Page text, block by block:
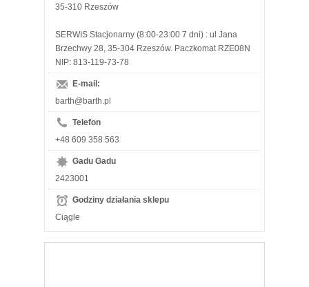
35-310 Rzeszów
SERWIS Stacjonarny (8:00-23:00 7 dni) : ul Jana
Brzechwy 28, 35-304 Rzeszów. Paczkomat RZE08N
NIP: 813-119-73-78
E-mail:
barth@barth.pl
Telefon
+48 609 358 563
Gadu Gadu
2423001
Godziny działania sklepu
Ciągle